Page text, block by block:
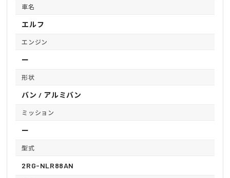
車名
エルフ
エンジン
ー
形状
バン / アルミバン
ミッション
ー
型式
2RG-NLR88AN